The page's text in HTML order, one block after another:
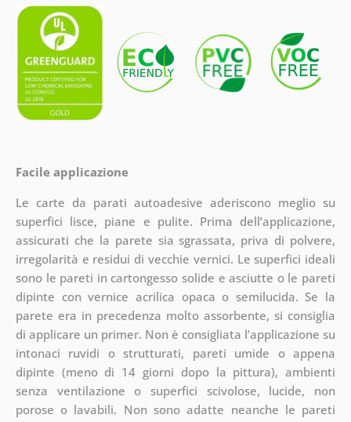
Facile applicazione
Le carte da parati autoadesive aderiscono meglio su
superfici lisce, piane e pulite. Prima dell’applicazione,
assicurati che la parete sia sgrassata, priva di polvere,
irregolarità e residui di vecchie vernici. Le superfici ideali
sono le pareti in cartongesso solide e asciutte o le pareti
dipinte con vernice acrilica opaca o semilucida. Se la
parete era in precedenza molto assorbente, si consiglia
di applicare un primer. Non è consigliata l’applicazione su
intonaci ruvidi o strutturati, pareti umide o appena
dipinte (meno di 14 giorni dopo la pittura), ambienti
senza ventilazione o superfici scivolose, lucide, non
porose o lavabili. Non sono adatte neanche le pareti